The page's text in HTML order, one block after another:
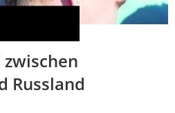
zwischen
Russland